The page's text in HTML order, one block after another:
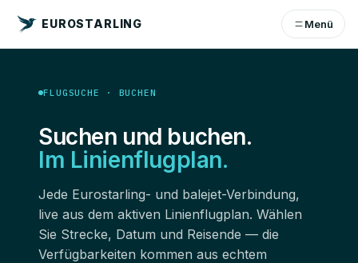
EUROSTARLING Menü
FLUGSUCHE · BUCHEN
Suchen und buchen.
Im Linienflugplan.
Jede Eurostarling- und balejet-Verbindung,
live aus dem aktiven Linienflugplan. Wählen
Sie Strecke, Datum und Reisende — die
Verfügbarkeiten kommen aus echtem